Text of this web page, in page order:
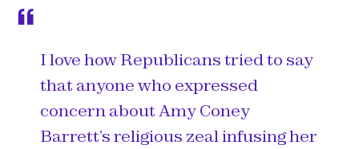
I love how Republicans tried to say
that anyone who expressed
concern about Amy Coney
Barrett’s religious zeal infusing her